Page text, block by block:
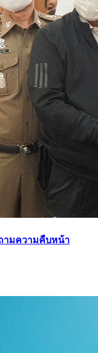
ามความคืบหน้า